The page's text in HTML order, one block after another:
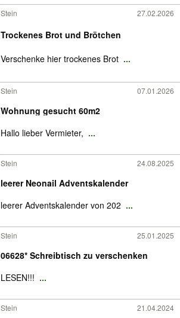
Stein 27.02.2026
Trockenes Brot und Brötchen
Verschenke hier trockenes Brot ...
Stein 07.01.2026
Wohnung gesucht 60m2
Hallo lieber Vermieter, ...
Stein 24.08.2025
leerer Neonail Adventskalender
leerer Adventskalender von 202 ...
Stein 25.01.2025
06628* Schreibtisch zu verschenken
LESEN!!! ...
Stein 21.04.2024